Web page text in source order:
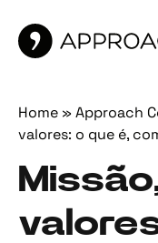
Home » Approach
valores: o que é,